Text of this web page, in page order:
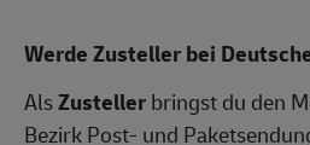
Werde Zusteller bei
AlsZustellerbringst du den
Bezirk Post- und